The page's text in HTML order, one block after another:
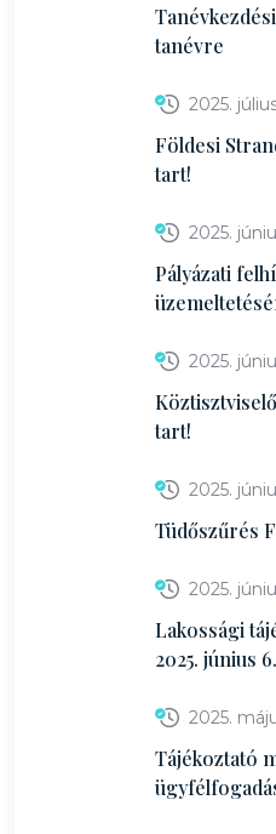
tanévre
2025.
Földesi
tart!
2025.
Pályázati
2025.
tart!
2025.
Tüdőszűrés
2025.
Lakossági
2025. június 6.
2025.
Tájékoztató